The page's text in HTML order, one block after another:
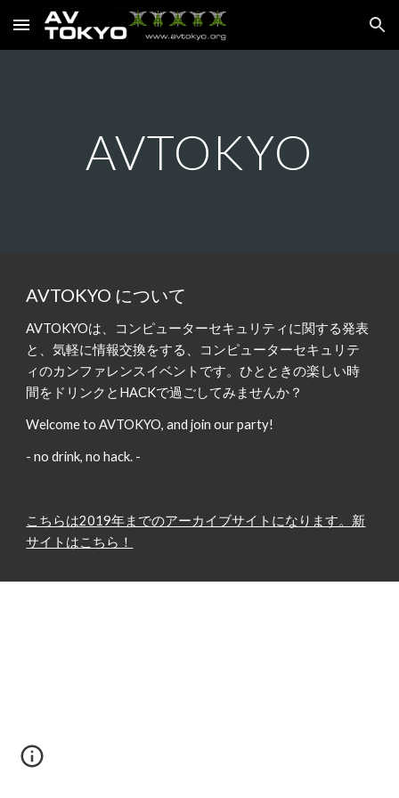
Skip to main content Skip to navigation
AVTOKYO
AVTOKYO について
AVTOKYOは、コンピューターセキュリティに関する発表
と、気軽に情報交換をする、コンピューターセキュリテ
ィのカンファレンスイベントです。ひとときの楽しい時
間をドリンクとHACKで過ごしてみませんか？
Welcome to AVTOKYO, and join our party!
- no drink, no hack. -
こちらは2019年までのアーカイブサイトになります。新
サイトはこちら！